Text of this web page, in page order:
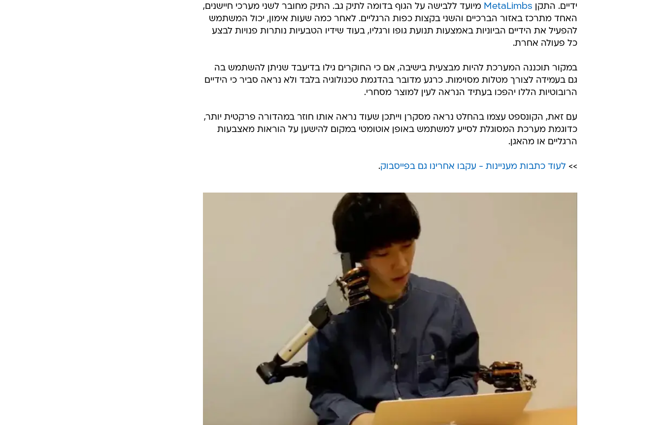
ידיים. התקן MetaLimbs מיועד ללבישה על הגוף בדומה לתיק גב. התיק מחובר לשני מערכי חיישנים,
האחד מתרכז באזור הברכיים והשני בקצות כפות הרגליים. לאחר כמה שעות אימון, יכול המשתמש
להפעיל את הידיים הביוניות באמצעות תנועת גופו ורגליו, בעוד שידיו הטבעיות נותרות פנויות לבצע
כל פעולה אחרת.
במקור תוכננה המערכת להיות מבצעית בישיבה, אם כי החוקרים גילו בדיעבד שניתן להשתמש בה
גם בעמידה לצורך מטלות מסוימות. כרגע מדובר בהדגמת טכנולוגיה בלבד ולא נראה סביר כי הידיים
הרובוטיות הללו יהפכו בעתיד הנראה לעין למוצר מסחרי.
עם זאת, הקונספט עצמו בהחלט נראה מסקרן וייתכן שעוד נראה אותו חוזר במהדורה פרקטית יותר,
כדוגמת מערכת המסוגלת לסייע למשתמש באופן אוטומטי במקום להישען על הוראות מאצבעות
הרגליים או מהאגן.
>> לעוד כתבות מעניינות - עקבו אחרינו גם בפייסבוק.